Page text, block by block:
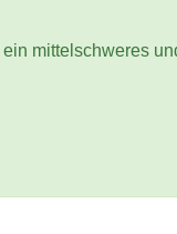
mittelschweres